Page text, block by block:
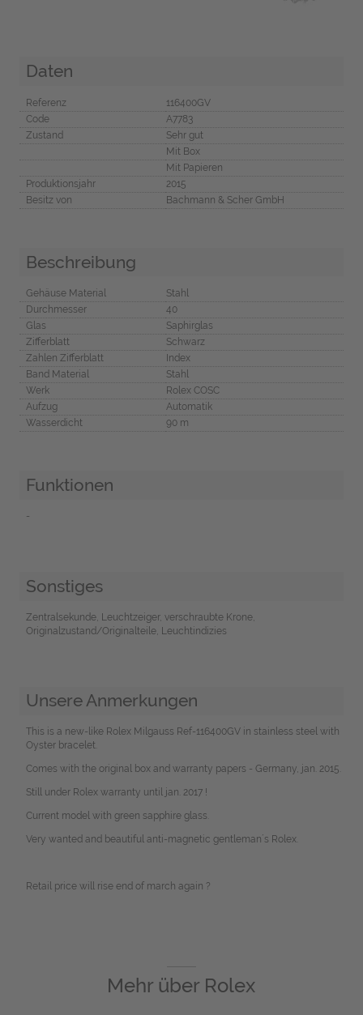
Daten
Referenz
116400GV
Code
A7783
Zustand
Sehr gut
Mit Box
Mit Papieren
Produktionsjahr
2015
Besitz von
Bachmann & Scher GmbH
Beschreibung
Gehäuse Material
Stahl
Durchmesser
40
Glas
Saphirglas
Zifferblatt
Schwarz
Zahlen Zifferblatt
Index
Band Material
Stahl
Werk
Rolex COSC
Aufzug
Automatik
Wasserdicht
90 m
Funktionen
-
Sonstiges
Zentralsekunde, Leuchtzeiger, verschraubte Krone,
Originalzustand/Originalteile, Leuchtindizies
Unsere Anmerkungen
This is a new-like Rolex Milgauss Ref-116400GV in stainless steel with
Oyster bracelet.
Comes with the original box and warranty papers - Germany, jan. 2015.
Still under Rolex warranty until jan. 2017 !
Current model with green sapphire glass.
Very wanted and beautiful anti-magnetic gentleman´s Rolex.
Retail price will rise end of march again ?
Mehr über Rolex